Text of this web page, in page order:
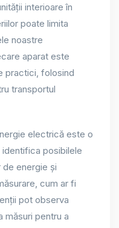
interioare în
poate limita
noastre
aparat este
practici, folosind
transportul
electrică este o
posibilele
de energie și
cum ar fi
pot observa
măsuri pentru a